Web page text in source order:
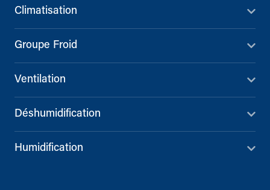
Climatisation
Groupe Froid
Ventilation
Déshumidification
Humidification